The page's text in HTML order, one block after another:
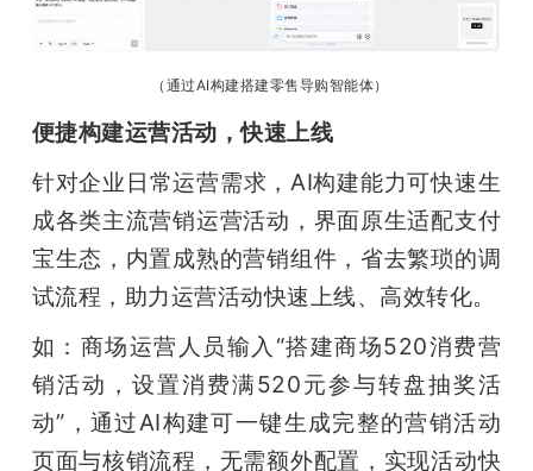
（通过AI构建搭建零售导购智能体）
便捷构建运营活动，快速上线
针对企业日常运营需求，AI构建能力可快速生
成各类主流营销运营活动，界面原生适配支付
宝生态，内置成熟的营销组件，省去繁琐的调
试流程，助力运营活动快速上线、高效转化。
如：商场运营人员输入“搭建商场520消费营
销活动，设置消费满520元参与转盘抽奖活
动”，通过AI构建可一键生成完整的营销活动
页面与核销流程，无需额外配置，实现活动快